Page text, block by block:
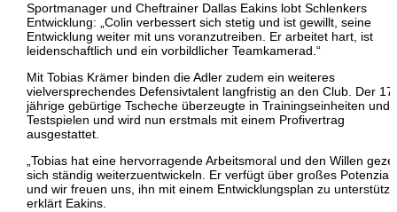
Sportmanager und Cheftrainer Dallas Eakins lobt Schlenkers
Entwicklung: „Colin verbessert sich stetig und ist gewillt, seine
Entwicklung weiter mit uns voranzutreiben. Er arbeitet hart, ist
leidenschaftlich und ein vorbildlicher Teamkamerad.“
Mit Tobias Krämer binden die Adler zudem ein weiteres
vielversprechendes Defensivtalent langfristig an den Club. Der 17-
jährige gebürtige Tscheche überzeugte in Trainingseinheiten und
Testspielen und wird nun erstmals mit einem Profivertrag
ausgestattet.
„Tobias hat eine hervorragende Arbeitsmoral und den Willen
sich ständig weiterzuentwickeln. Er verfügt über großes Potenzial,
und wir freuen uns, ihn mit einem Entwicklungsplan zu
erklärt Eakins.